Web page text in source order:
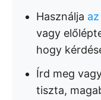
Használja
vagy
hogy
Írd meg
tiszta,